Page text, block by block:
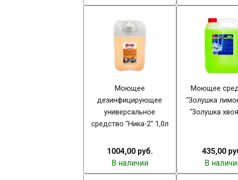
Моющее
дезинфицирующее
универсальное
средство "Ника-2" 1,0л
1004,00 руб.
В наличии
Моющее
"Золушка
"Золушка
435,00
В